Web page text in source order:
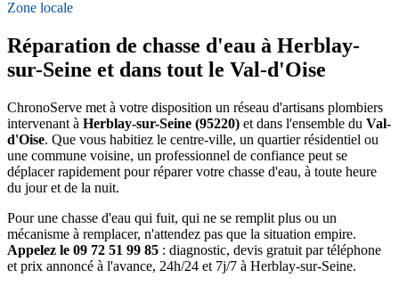
Zone locale
Réparation de chasse d'eau à Herblay-
sur-Seine et dans tout le Val-d'Oise
ChronoServe met à votre disposition un réseau d'artisans plombiers
intervenant à Herblay-sur-Seine (95220) et dans l'ensemble du Val-
d'Oise. Que vous habitiez le centre-ville, un quartier résidentiel ou
une commune voisine, un professionnel de confiance peut se
déplacer rapidement pour réparer votre chasse d'eau, à toute heure
du jour et de la nuit.
Pour une chasse d'eau qui fuit, qui ne se remplit plus ou un
mécanisme à remplacer, n'attendez pas que la situation empire.
Appelez le 09 72 51 99 85 : diagnostic, devis gratuit par téléphone
et prix annoncé à l'avance, 24h/24 et 7j/7 à Herblay-sur-Seine.